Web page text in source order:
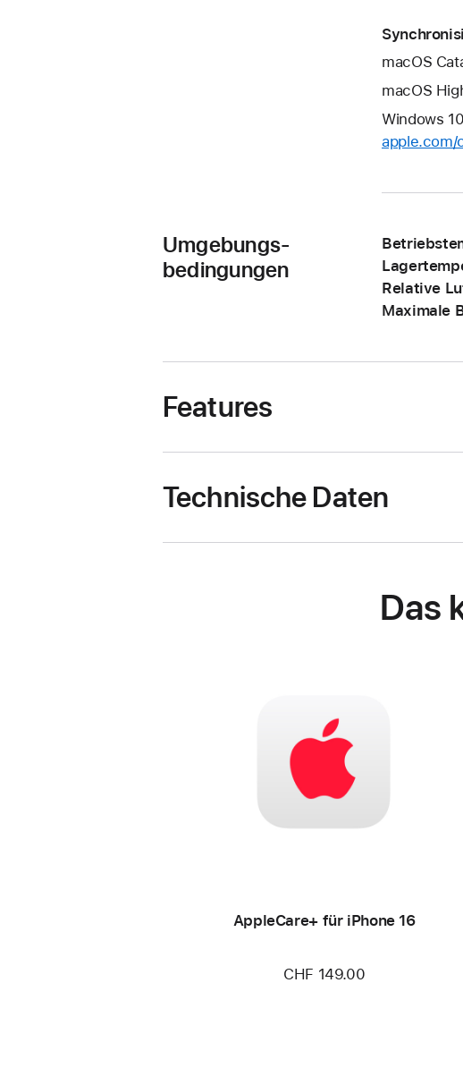
macOS
macOS
Windows
apple.com/
Umgebungs-
bedingungen
Relative
Maximale
Features
Technische Daten
Das
AppleCare+ für iPhone 16
CHF 149.00